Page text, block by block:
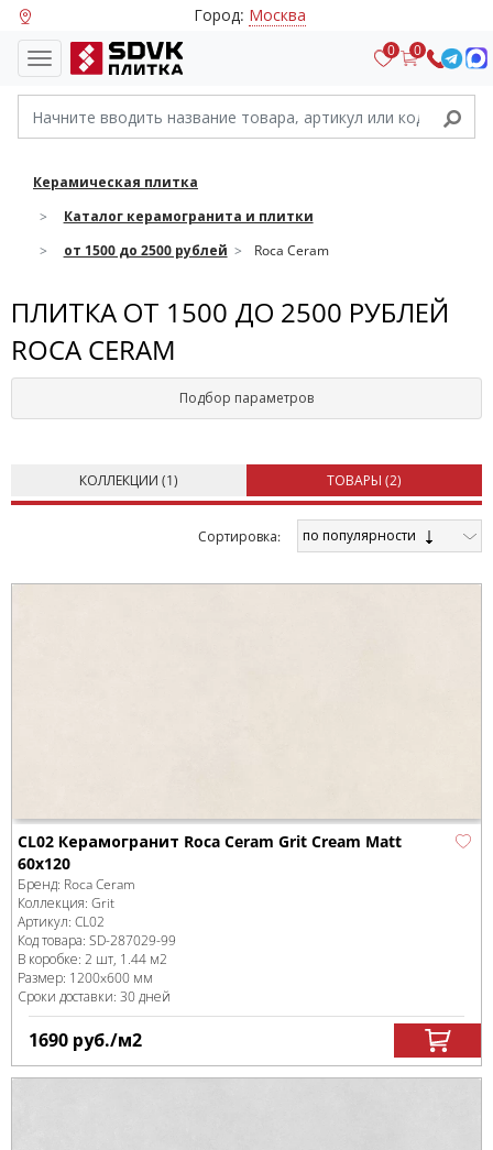
Город: Москва
0 0
Керамическая плитка
Каталог керамогранита и плитки
от 1500 до 2500 рублей
Roca Ceram
ПЛИТКА ОТ 1500 ДО 2500 РУБЛЕЙ
ROCA CERAM
Подбор параметров
КОЛЛЕКЦИИ (1) ТОВАРЫ (2)
Cортировка: по популярности
CL02 Керамогранит Roca Ceram Grit Cream Matt
60x120
Бренд: Roca Ceram
Коллекция: Grit
Артикул: CL02
Код товара: SD-287029-99
В коробке: 2 шт, 1.44 м2
Размер: 1200x600 мм
Сроки доставки: 30 дней
1690 руб./м2